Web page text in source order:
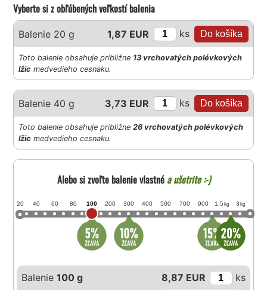
Vyberte si z obľúbených veľkostí balenia
Balenie 20 g 1,87 EUR ks
Toto balenie obsahuje približne 13 vrchovatých polévkových
lžic medvedieho cesnaku.
Balenie 40 g 3,73 EUR ks
Toto balenie obsahuje približne26 vrchovatých polévkových
lžic medvedieho cesnaku.
Alebo si zvoľte balenie vlastnéa ušetrite :-)
20 40 60 80 100 200 300 400 500 700 900 1,5 kg 3 kg
Balenie100 g 8,87 EUR ks